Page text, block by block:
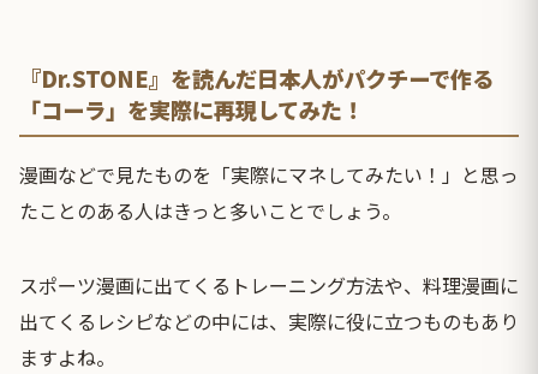
『Dr.STONE』を読んだ日本人がパクチーで作る
「コーラ」を実際に再現してみた！
漫画などで見たものを「実際にマネしてみたい！」と思っ
たことのある人はきっと多いことでしょう。
スポーツ漫画に出てくるトレーニング方法や、料理漫画に
出てくるレシピなどの中には、実際に役に立つものもあり
ますよね。